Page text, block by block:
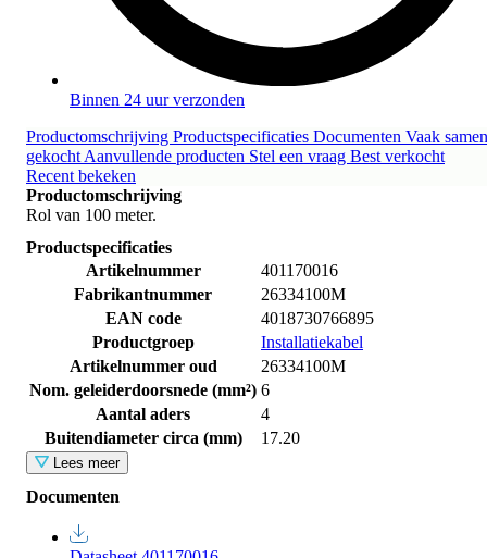
Binnen 24 uur verzonden
Productomschrijving Productspecificaties Documenten Vaak samen
gekocht Aanvullende producten Stel een vraag Best verkocht
Recent bekeken
Productomschrijving
Rol van 100 meter.
Productspecificaties
Artikelnummer
401170016
Fabrikantnummer
26334100M
EAN code
4018730766895
Productgroep
Installatiekabel
Artikelnummer oud
26334100M
Nom. geleiderdoorsnede (mm²) 6
Aantal aders
4
Buitendiameter circa (mm)
17.20
Lees meer
Documenten